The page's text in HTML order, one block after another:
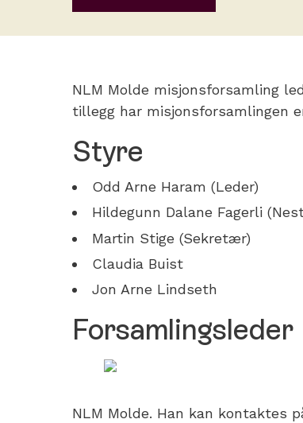
NLM Molde misjonsforsamling
tillegg har misjonsforsamlingen
Styre
Odd Arne Haram (Leder)
Hildegunn Dalane Fagerli
Martin Stige (Sekretær)
Claudia Buist
Jon Arne Lindseth
Forsamlingsleder
NLM Molde. Han kan kontaktes